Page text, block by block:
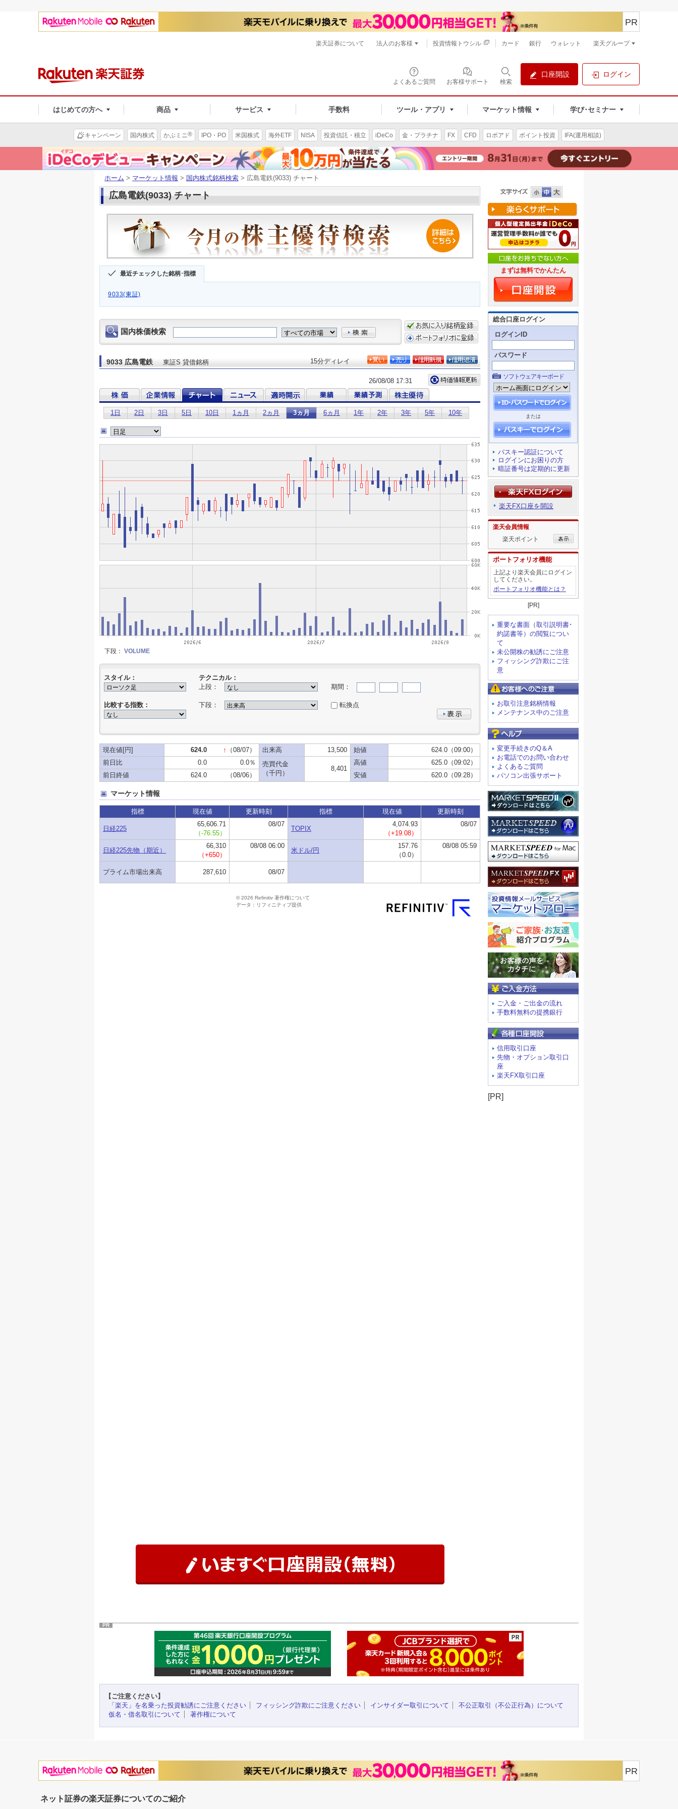
よくあるご質問 お客様サポート 検索
口座開設 ログイン
はじめての方へ 商品 サービス 手数料 ツール・アプリ マーケット情報 学び･セミナー
PR
楽天証券について 法人のお客様 投資情報トウシル カード 銀行 ウォレット 楽天グループ
キャンペーン 国内株式 かぶミニ® IPO・PO 米国株式 海外ETF NISA 投資信託・積立 iDeCo 金・プラチナ FX CFD ロボアド ポイント投資 IFA(運用相談)
ホーム > マーケット情報 > 国内株式銘柄検索 > 広島電鉄(9033) チャート
広島電鉄(9033) チャート
最近チェックした銘柄･指標
9033(東証)
まずは無料でかんたん
総合口座ログイン
ログインID
パスワード
ソフトウェアキーボード
または
パスキー認証について
ログインにお困りの方
暗証番号は定期的に更新
楽天FX口座を開設
楽天会員情報
楽天ポイント
ポートフォリオ機能
上記より楽天会員にログイン
してください。
ポートフォリオ機能とは？
[PR]
重要な書面（取引説明書･
約諾書等）の閲覧につい
て
未公開株の勧誘にご注意
フィッシング詐欺にご注
意
お取引注意銘柄情報
メンテナンス中のご注意
変更手続きのQ＆A
お電話でのお問い合わせ
よくあるご質問
パソコン出張サポート
ご入金・ご出金の流れ
手数料無料の提携銀行
信用取引口座
先物・オプション取引口
座
楽天FX取引口座
[PR]
PR
【ご注意ください】
「楽天」を名乗った投資勧誘にご注意ください
フィッシング詐欺にご注意ください インサイダー取引について
不公正取引（不公正行為）について
仮名・借名取引について
著作権について
PR
ネット証券の楽天証券についてのご紹介